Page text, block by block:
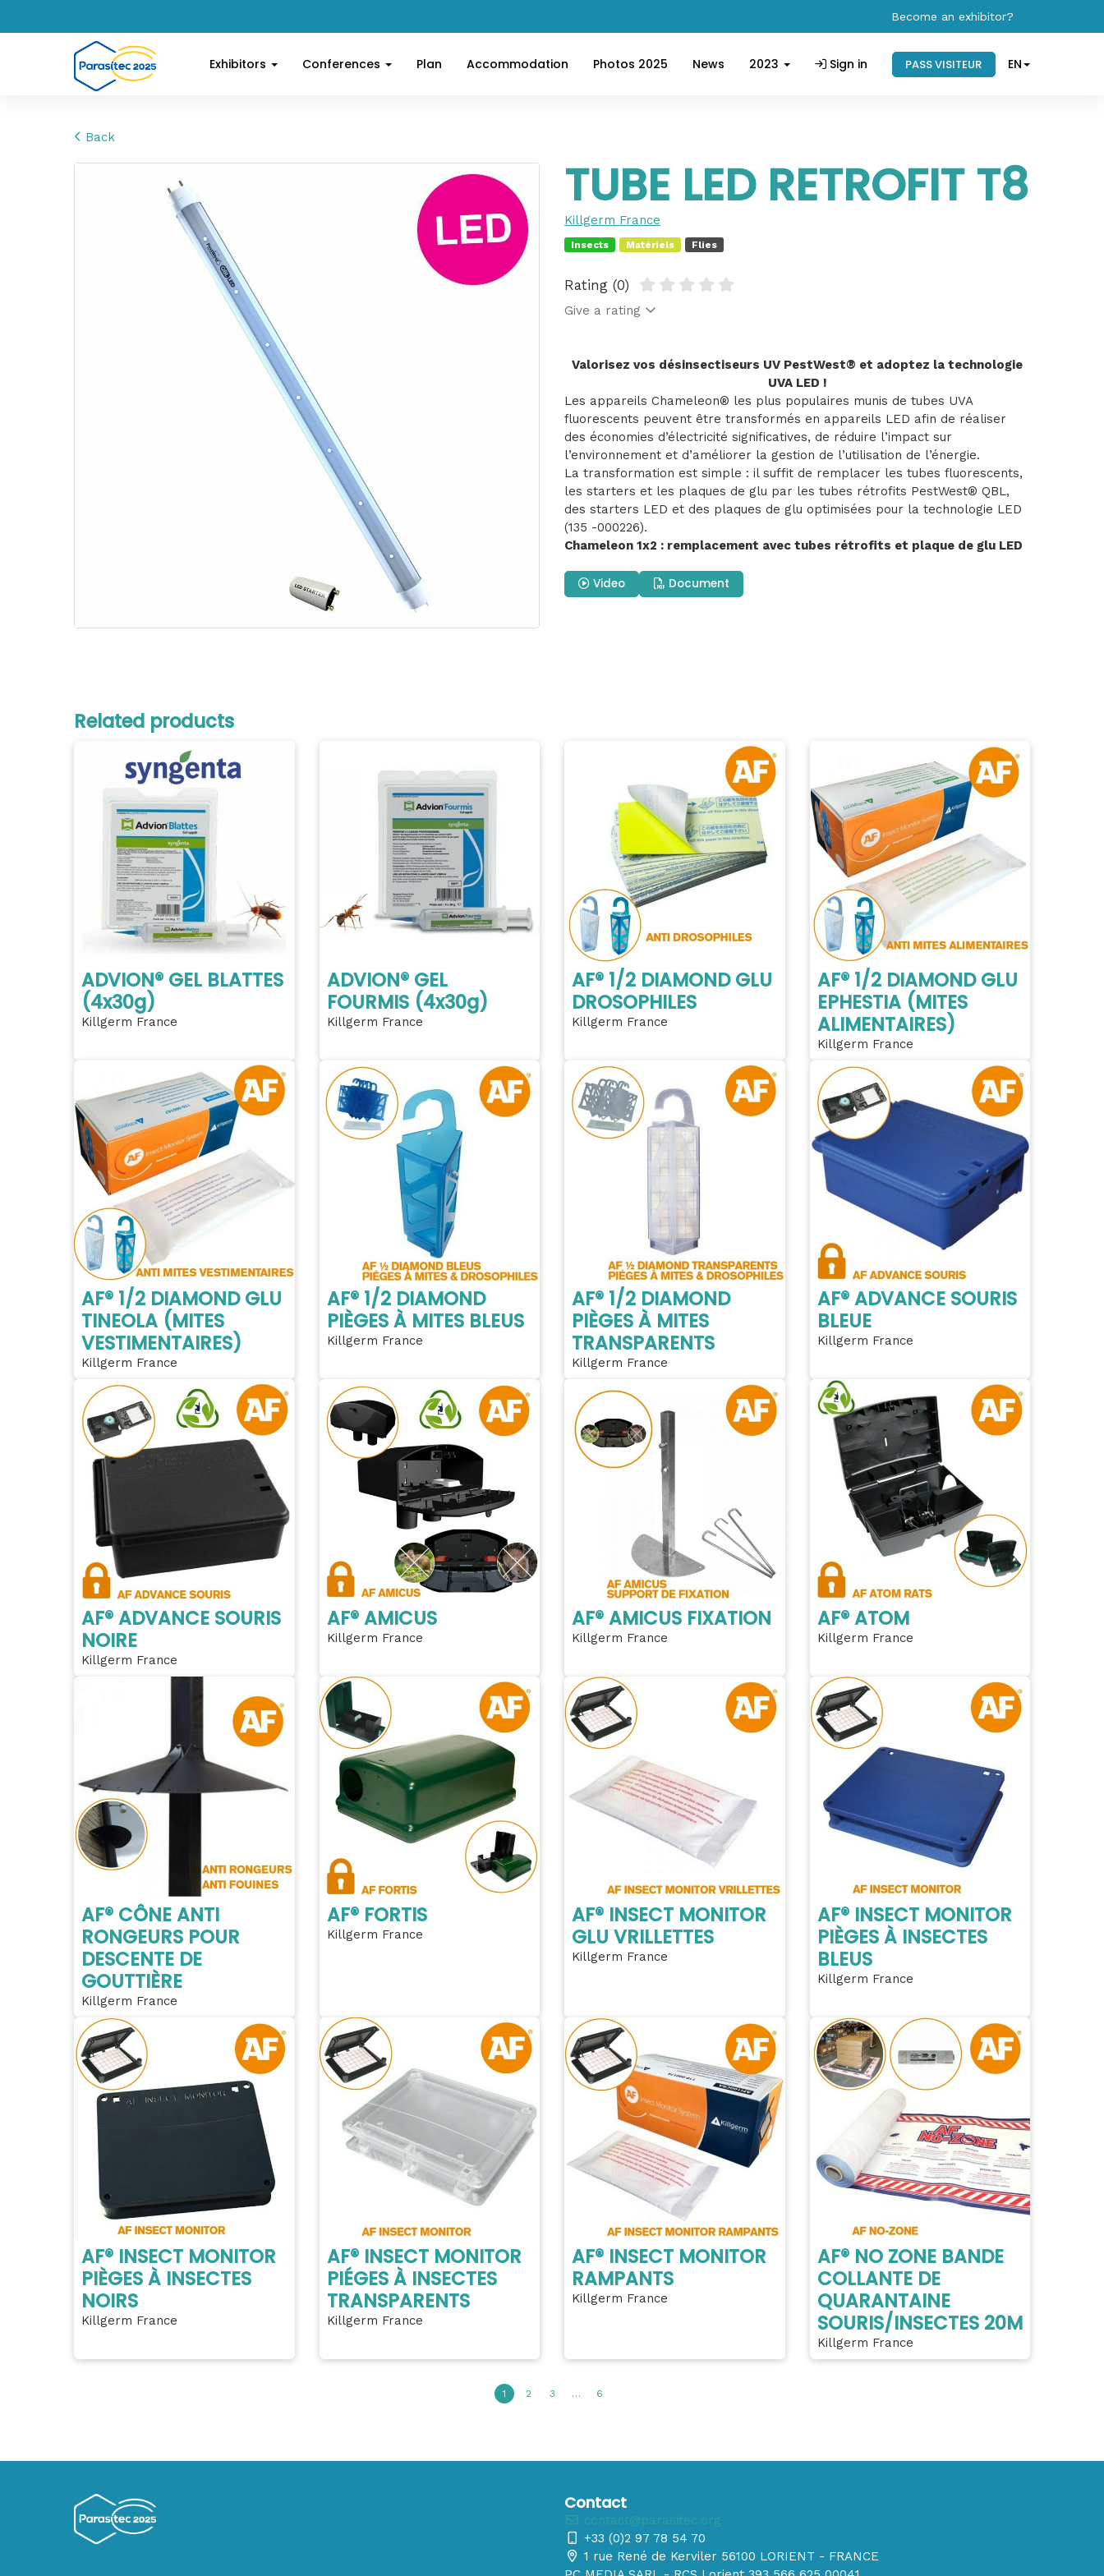
Become an exhibitor?
Exhibitors Conferences Plan Accommodation Photos 2025 News 2023 Sign in PASS VISITEUR EN
Back
TUBE LED RETROFIT T8
Killgerm France
Insects Matériels Flies
Rating (0)
Give a rating
Valorisez vos désinsectiseurs UV PestWest® et adoptez la technologie
UVA LED !
Les appareils Chameleon® les plus populaires munis de tubes UVA
fluorescents peuvent être transformés en appareils LED afin de réaliser
des économies d’électricité significatives, de réduire l’impact sur
l’environnement et d’améliorer la gestion de l’utilisation de l’énergie.
La transformation est simple : il suffit de remplacer les tubes fluorescents,
les starters et les plaques de glu par les tubes rétrofits PestWest® QBL,
des starters LED et des plaques de glu optimisées pour la technologie LED
(135 -000226).
Chameleon 1x2 : remplacement avec tubes rétrofits et plaque de glu LED
Video Document
Related products
ADVION® GEL BLATTES
(4x30g)
Killgerm France
ADVION® GEL
FOURMIS (4x30g)
Killgerm France
AF® 1/2 DIAMOND GLU
DROSOPHILES
Killgerm France
AF® 1/2 DIAMOND GLU
EPHESTIA (MITES
ALIMENTAIRES)
Killgerm France
AF® 1/2 DIAMOND GLU
TINEOLA (MITES
VESTIMENTAIRES)
Killgerm France
AF® 1/2 DIAMOND
PIÈGES À MITES BLEUS
Killgerm France
AF® 1/2 DIAMOND
PIÈGES À MITES
TRANSPARENTS
Killgerm France
AF® ADVANCE SOURIS
BLEUE
Killgerm France
AF® ADVANCE SOURIS
NOIRE
Killgerm France
AF® AMICUS
Killgerm France
AF® AMICUS FIXATION
Killgerm France
AF® ATOM
Killgerm France
AF® CÔNE ANTI
RONGEURS POUR
DESCENTE DE
GOUTTIÈRE
Killgerm France
AF® FORTIS
Killgerm France
AF® INSECT MONITOR
GLU VRILLETTES
Killgerm France
AF® INSECT MONITOR
PIÈGES À INSECTES
BLEUS
Killgerm France
AF® INSECT MONITOR
PIÈGES À INSECTES
NOIRS
Killgerm France
AF® INSECT MONITOR
PIÉGES À INSECTES
TRANSPARENTS
Killgerm France
AF® INSECT MONITOR
RAMPANTS
Killgerm France
AF® NO ZONE BANDE
COLLANTE DE
QUARANTAINE
SOURIS/INSECTES 20M
Killgerm France
1 2 3 … 6
Contact
+33 (0)2 97 78 54 70
1 rue René de Kerviler 56100 LORIENT - FRANCE